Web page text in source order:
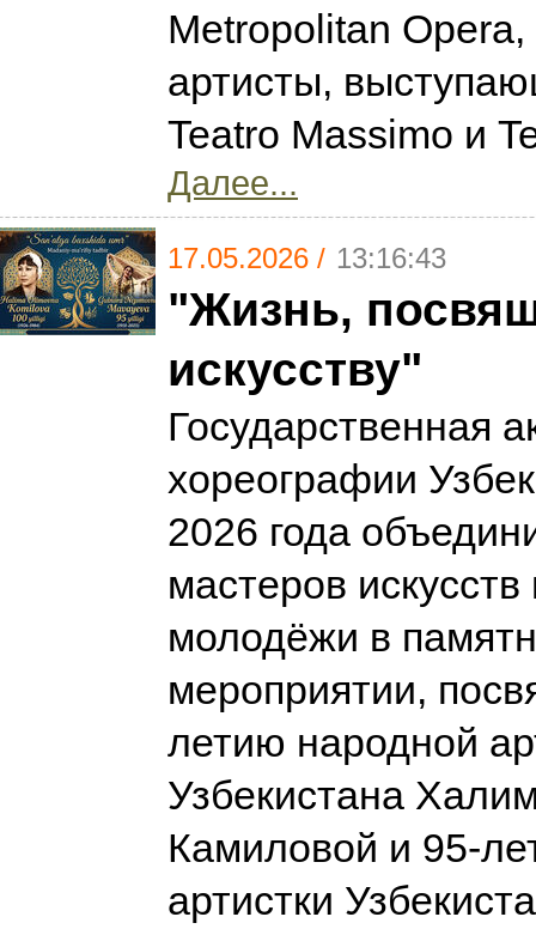
Metropolitan Opera,
артисты,
Teatro Massimo и
Далее...
17.05.2026 / 13:16:43
"Жизнь,
искусству"
Государственная
хореографии
2026 года
мастеров
молодёжи в
мероприятии,
летию народной
Узбекистана
Камиловой и 95-
артистки